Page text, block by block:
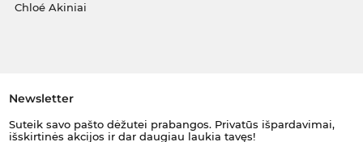
Chloé Akiniai
Newsletter
Suteik savo pašto dėžutei prabangos. Privatūs išpardavimai,
išskirtinės akcijos ir dar daugiau laukia tavęs!